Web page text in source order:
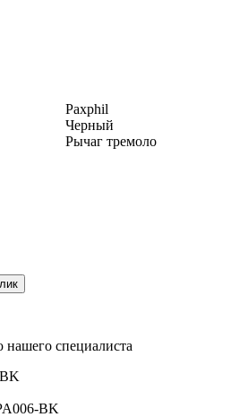
Paxphil
Черный
Рычаг тремоло
нашего специалиста
BK